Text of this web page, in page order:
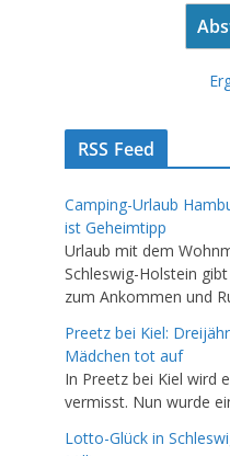
RSS Feed
Camping-Urlaub
ist Geheimtipp
Urlaub mit dem
Schleswig-Holstein
zum Ankommen und
Preetz bei Kiel:
Mädchen tot auf
In Preetz bei Kiel wird
vermisst. Nun wurde
Lotto-Glück in